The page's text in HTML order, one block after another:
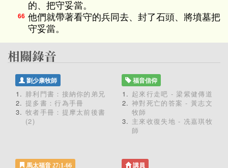
的、把守妥當。
66 他們就帶著看守的兵同去、封了石頭、將墳墓把
守妥當。
劉少康牧師
腓利門書：接納你的弟兄
提多書：行為手冊
牧者手冊：提摩太前後書
(2)
福音信仰
起來行走吧 - 梁紫健傳道
神對死亡的答案 - 黃志文
牧師
主來收復失地 - 冼嘉琪牧
師
馬太福音 27:1-66 講員